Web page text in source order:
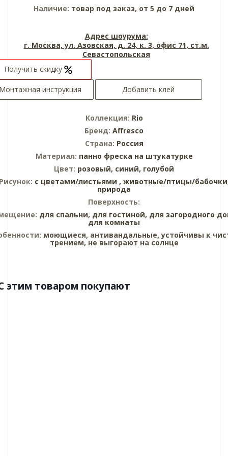
Наличие: товар под заказ, от 5 до 7 дней
Адрес шоурума:
г. Москва, ул. Азовская, д. 24, к. 3, офис 71, ст.м.
Севастопольская
Получить скидку
инструкция Добавить клей
Коллекция: Rio
Бренд: Affresco
Страна: Россия
Материал: панно фреска на штукатурке
Цвет: розовый, синий, голубой
с цветами/листьями , животные/птицы/
природа
Поверхность:
для спальни, для гостиной, для загородного
для комнаты
моющиеся, антивандальные, устойчивы к
трением, не выгорают на солнце
этим товаром покупают